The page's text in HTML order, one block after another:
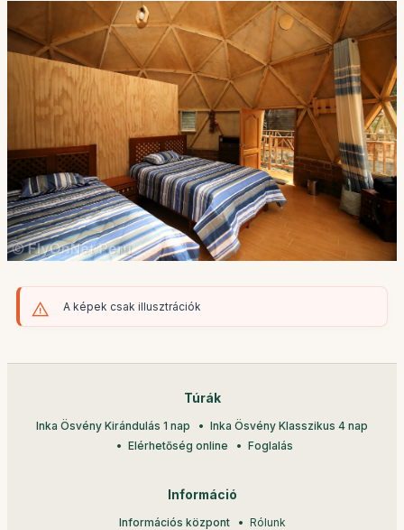
A képek csak illusztrációk
Túrák
Inka Ösvény Kirándulás 1 nap
Inka Ösvény Klasszikus 4 nap
Elérhetőség online
Foglalás
Információ
Információs központ Rólunk